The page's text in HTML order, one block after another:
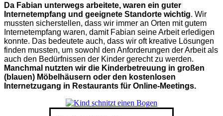
Da Fabian unterwegs arbeitete, waren ein guter
Internetempfang und geeignete Standorte wichtig. Wir
mussten sicherstellen, dass wir immer an Orten mit gutem
Internetempfang waren, damit Fabian seine Arbeit erledigen
konnte. Das bedeutete auch, dass wir oft kreative Lösungen
finden mussten, um sowohl den Anforderungen der Arbeit als
auch den Bedürfnissen der Kinder gerecht zu werden.
Manchmal nutzten wir die Kinderbetreuung in großen
(blauen) Möbelhäusern oder den kostenlosen
Internetzugang in Restaurants für Online-Meetings.